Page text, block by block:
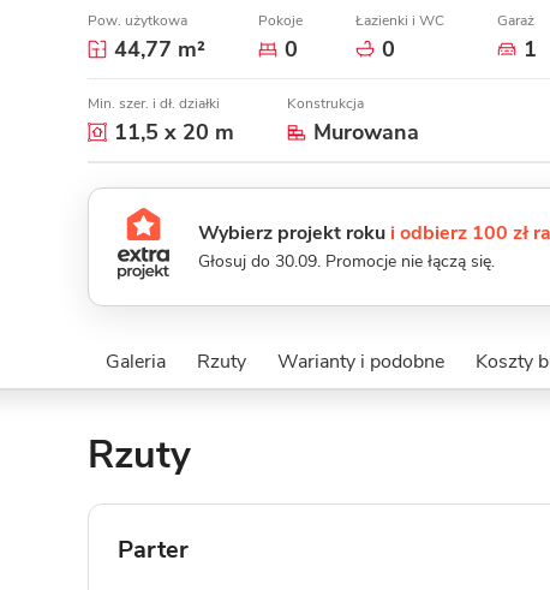
Pow. użytkowa
44,77 m²
Pokoje
0
Łazienki i WC
0
Garaż
1
Min. szer. i dł. działki
11,5 x 20 m
Konstrukcja
Murowana
Wybierz projekt roku i odbierz 100 zł
Głosuj do 30.09. Promocje nie łączą się.
Galeria Rzuty Warianty i podobne Koszty
Rzuty
Parter